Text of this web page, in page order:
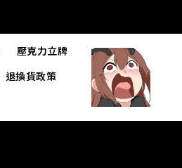
壓克力立牌
退換貨政策